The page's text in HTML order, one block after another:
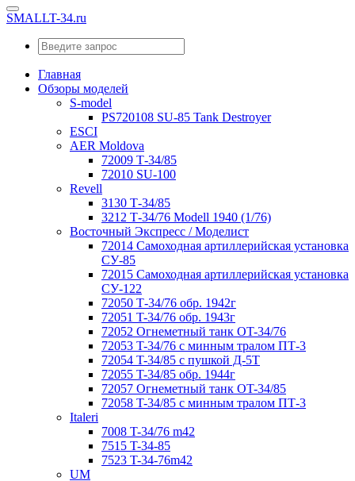
SMALLT-34.ru
Главная
Обзоры моделей
S-model
PS720108 SU-85 Tank Destroyer
ESCI
AER Moldova
72009 Т-34/85
72010 SU-100
Revell
3130 Т-34/85
3212 Т-34/76 Modell 1940 (1/76)
Восточный Экспресс / Моделист
72014 Самоходная артиллерийская установка
СУ-85
72015 Самоходная артиллерийская установка
СУ-122
72050 Т-34/76 обр. 1942г
72051 T-34/76 обр. 1943г
72052 Огнеметный танк OT-34/76
72053 T-34/76 с минным тралом ПТ-3
72054 T-34/85 с пушкой Д-5Т
72055 T-34/85 обр. 1944г
72057 Огнеметный танк ОT-34/85
72058 T-34/85 с минным тралом ПТ-3
Italeri
7008 T-34/76 m42
7515 T-34-85
7523 T-34-76m42
UM